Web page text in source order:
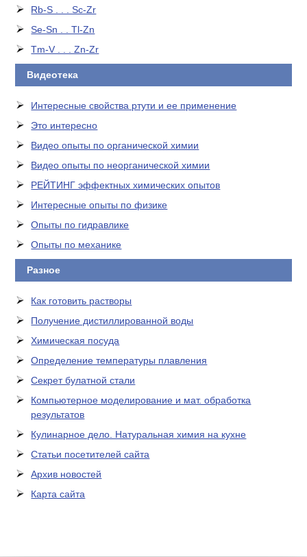
Rb-S . . . Sc-Zr
Se-Sn . . Tl-Zn
Tm-V . . . Zn-Zr
Видеотека
Интересные свойства ртути и ее применение
Это интересно
Видео опыты по органической химии
Видео опыты по неорганической химии
РЕЙТИНГ эффектных химических опытов
Интересные опыты по физике
Опыты по гидравлике
Опыты по механике
Разное
Как готовить растворы
Получение дистиллированной воды
Химическая посуда
Определение температуры плавления
Секрет булатной стали
Компьютерное моделирование и мат. обработка
результатов
Кулинарное дело. Натуральная химия на кухне
Статьи посетителей сайта
Архив новостей
Карта сайта